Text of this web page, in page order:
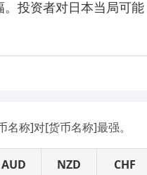
投资者对日本当局可能
称]对[货币名称]最强。
AUD NZD CHF